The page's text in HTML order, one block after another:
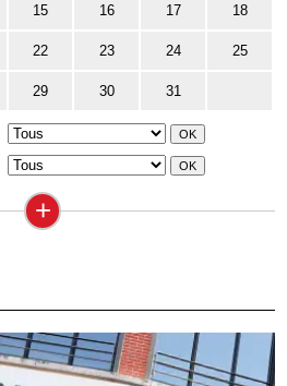
15 16 17 18
22 23 24 25
29 30 31
+